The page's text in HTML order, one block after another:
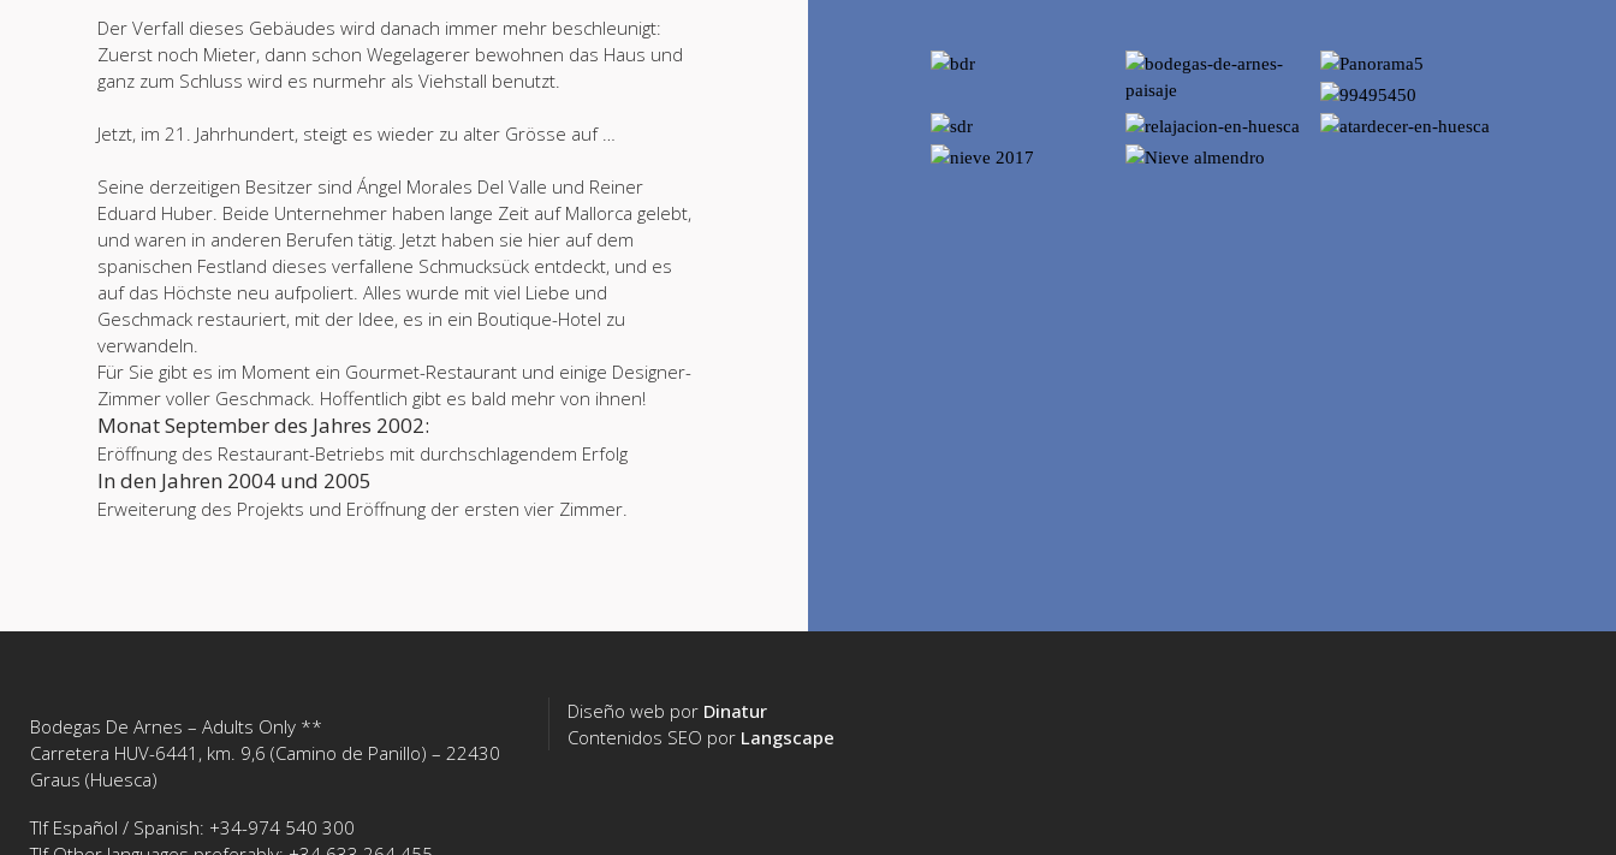
Der Verfall dieses Gebäudes wird danach immer mehr beschleunigt:
Zuerst noch Mieter, dann schon Wegelagerer bewohnen das Haus und
ganz zum Schluss wird es nurmehr als Viehstall benutzt.
Jetzt, im 21. Jahrhundert, steigt es wieder zu alter Grösse auf …
Seine derzeitigen Besitzer sind Ángel Morales Del Valle und Reiner
Eduard Huber. Beide Unternehmer haben lange Zeit auf Mallorca gelebt,
und waren in anderen Berufen tätig. Jetzt haben sie hier auf dem
spanischen Festland dieses verfallene Schmucksück entdeckt, und es
auf das Höchste neu aufpoliert. Alles wurde mit viel Liebe und
Geschmack restauriert, mit der Idee, es in ein Boutique-Hotel zu
verwandeln.
Für Sie gibt es im Moment ein Gourmet-Restaurant und einige Designer-
Zimmer voller Geschmack. Hoffentlich gibt es bald mehr von ihnen!
Monat September des Jahres 2002:
Eröffnung des Restaurant-Betriebs mit durchschlagendem Erfolg
In den Jahren 2004 und 2005
Erweiterung des Projekts und Eröffnung der ersten vier Zimmer.
Bodegas De Arnes – Adults Only **
Carretera HUV-6441, km. 9,6 (Camino de Panillo) – 22430
Graus (Huesca)
Tlf Español / Spanish: +34-974 540 300
Diseño web por Dinatur
Contenidos SEO por Langscape